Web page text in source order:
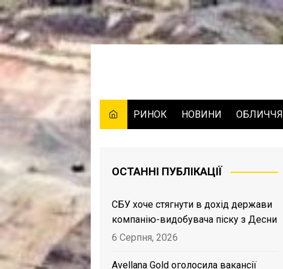
Skip
to
РИНОК НОВИНИ ОБЛИЧЧЯ
ОСТАННІ ПУБЛІКАЦІЇ
СБУ хоче стягнути в дохід держави
компанію-видобувача піску з Десни
6 Серпня, 2026
Avellana Gold оголосила вакансії